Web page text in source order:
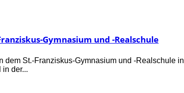
Gymnasium und -Realschule
St.-Franziskus-Gymnasium und -Realschule in
der...